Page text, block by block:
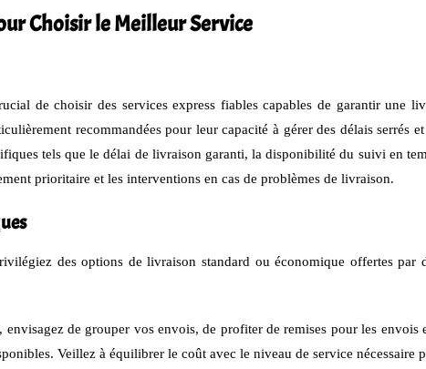
Choisir le Meilleur Service
de choisir des services express fiables capables de garantir une
recommandées pour leur capacité à gérer des délais
tels que le délai de livraison garanti, la disponibilité du suivi en
prioritaire et les interventions en cas de problèmes de livraison.
des options de livraison standard ou économique offertes par
envisagez de grouper vos envois, de profiter de remises pour les
Veillez à équilibrer le coût avec le niveau de service nécessaire